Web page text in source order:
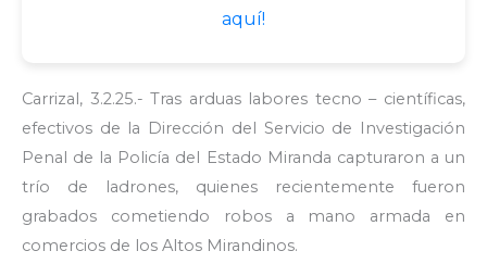
aquí!
Carrizal, 3.2.25.- Tras arduas labores tecno – científicas,
efectivos de la Dirección del Servicio de Investigación
Penal de la Policía del Estado Miranda capturaron a un
trío de ladrones, quienes recientemente fueron
grabados cometiendo robos a mano armada en
comercios de los Altos Mirandinos.